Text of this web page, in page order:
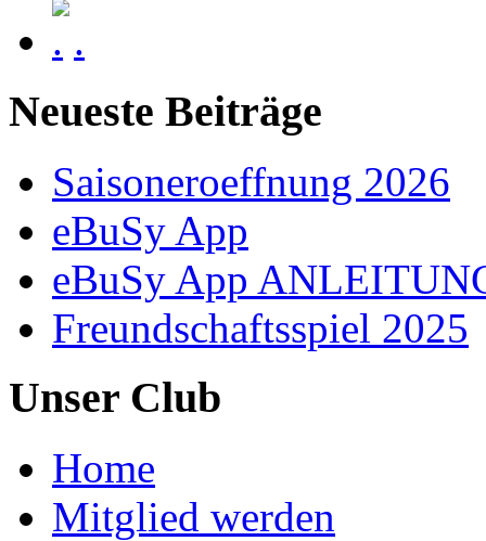
.
Neueste Beiträge
Saisoneroeffnung 2026
eBuSy App
eBuSy App
Freundschaftsspiel 2025
Unser Club
Home
Mitglied werden